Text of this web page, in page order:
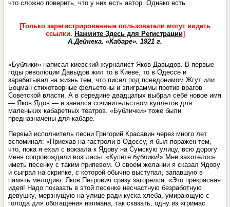
что сложно поверить, что у них есть автор. Однако есть.
[Только зарегистрированные пользователи могут видеть
ссылки. Нажмите Здесь для Регистрации]
А.Дейнека. «Кабаре». 1921 г.
«Бублики» написал киевский журналист Яков Давыдов. В первые
годы революции Давыдов жил то в Киеве, то в Одессе и
зарабатывал на жизнь тем, что писал под псевдонимом Жгут или
Боцман стихотворные фельетоны и эпиграммы против врагов
Советской власти. А в середине двадцатых выбрал себе новое имя
— Яков Ядов — и занялся сочинительством куплетов для
маленьких кабаретных театров. «Бублички» тоже были
предназначены для кабаре.
Первый исполнитель песни Григорий Красавин через много лет
вспоминал: «Приехав на гастроли в Одессу, я был поражен тем,
что, пока я ехал с вокзала к Ядову на Сумскую улицу, всю дорогу
меня сопровождали возгласы: «Купите бублики!» Мне захотелось
иметь песенку с таким припевом. О своем желании я сказал Ядову
и сыграл на скрипке, с которой обычно выступал, запавшую в
память мелодию. Яков Петрович сразу загорелся: «Это прекрасная
идея! Надо показать в этой песенке несчастную безработную
девушку, мерзнущую на улице ради куска хлеба, умирающую с
голода для обогащения нэпмана, так сказать, одну из «гримас